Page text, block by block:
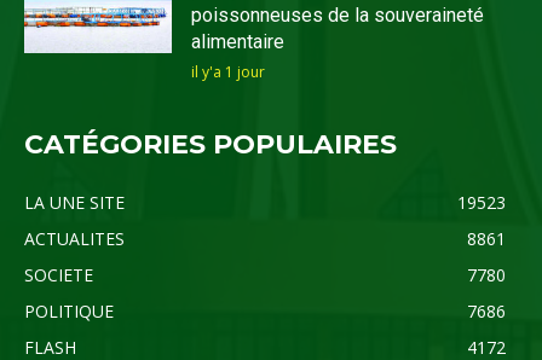
poissonneuses de la souveraineté
alimentaire
il y'a 1 jour
CATÉGORIES POPULAIRES
LA UNE SITE
19523
ACTUALITES
8861
SOCIETE
7780
POLITIQUE
7686
FLASH
4172